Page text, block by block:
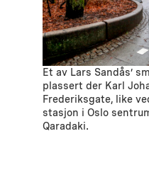
Et av Lars Sandås’
plassert der Karl
Frederiksgate, like
stasjon i Oslo
Qaradaki.